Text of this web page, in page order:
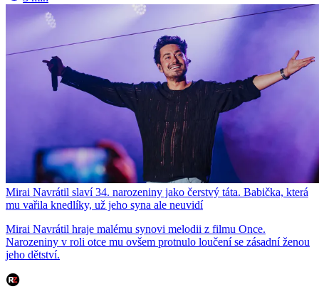
Mirai Navrátil slaví 34. narozeniny jako čerstvý táta. Babička, která
mu vařila knedlíky, už jeho syna ale neuvidí
Mirai Navrátil hraje malému synovi melodii z filmu Once.
Narozeniny v roli otce mu ovšem protnulo loučení se zásadní ženou
jeho dětství.